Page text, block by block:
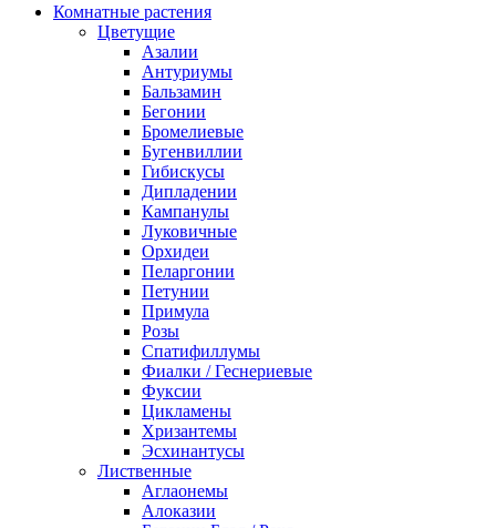
Комнатные растения
Цветущие
Азалии
Антуриумы
Бальзамин
Бегонии
Бромелиевые
Бугенвиллии
Гибискусы
Дипладении
Кампанулы
Луковичные
Орхидеи
Пеларгонии
Петунии
Примула
Розы
Спатифиллумы
Фиалки / Геснериевые
Фуксии
Цикламены
Хризантемы
Эсхинантусы
Лиственные
Аглаонемы
Алоказии